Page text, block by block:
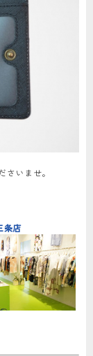
いませ。
条店